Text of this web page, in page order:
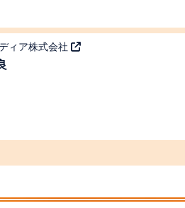
ィア株式会社